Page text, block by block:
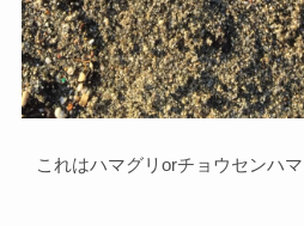
これはハマグリorチョウセンハ